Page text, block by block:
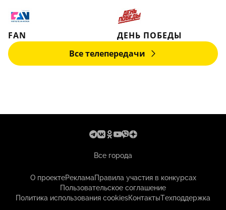
FAN
ДЕНЬ ПОБЕДЫ
Все телепередачи
Все города
О проектеРекламаПравила участия в конкурсах
Пользовательское соглашение
Политика использования cookiesКонтактыТехподдержка